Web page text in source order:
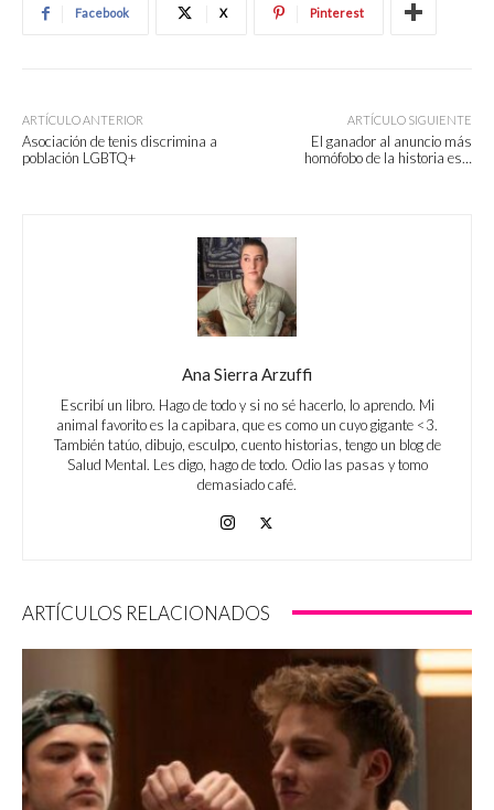
Facebook X Pinterest
ARTÍCULO ANTERIOR
Asociación de tenis discrimina a
población LGBTQ+
ARTÍCULO SIGUIENTE
El ganador al anuncio más
homófobo de la historia es…
Ana Sierra Arzuffi
Escribí un libro. Hago de todo y si no sé hacerlo, lo aprendo. Mi
animal favorito es la capibara, que es como un cuyo gigante <3.
También tatúo, dibujo, esculpo, cuento historias, tengo un blog de
Salud Mental. Les digo, hago de todo. Odio las pasas y tomo
demasiado café.
ARTÍCULOS RELACIONADOS